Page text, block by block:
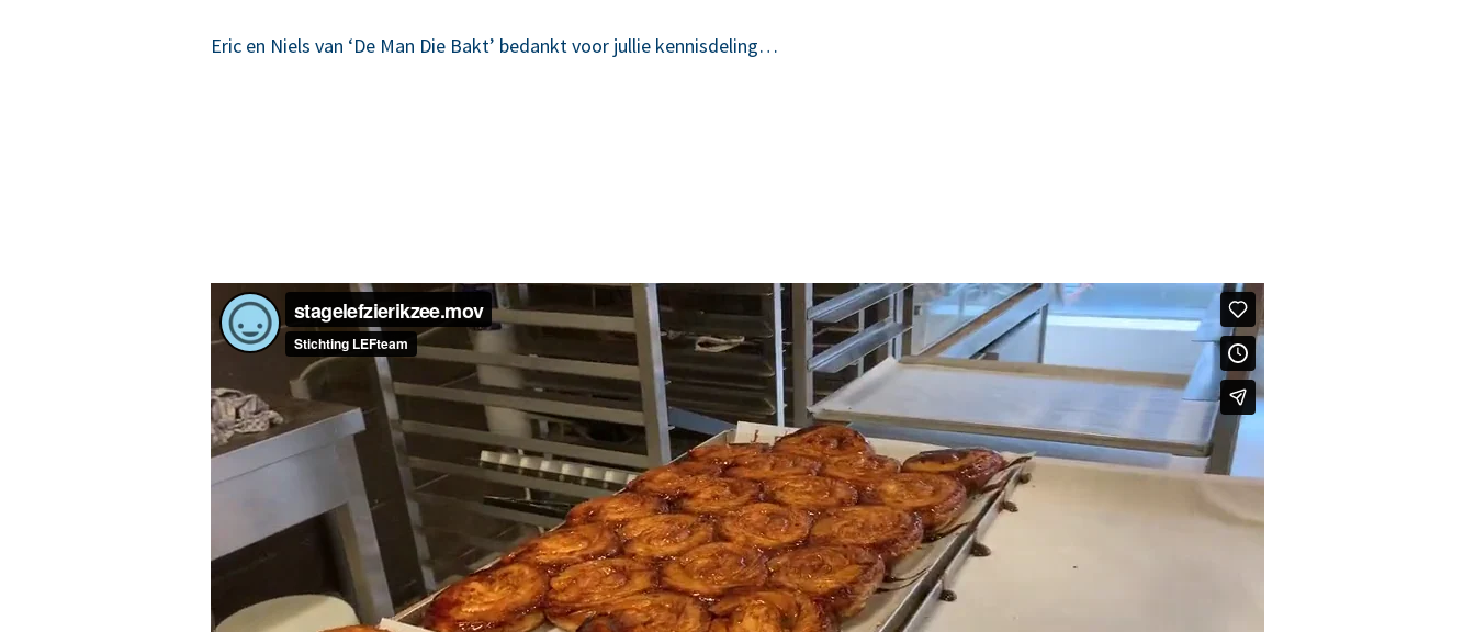
Eric en Niels van ‘De Man Die Bakt’ bedankt voor jullie kennisdeling…